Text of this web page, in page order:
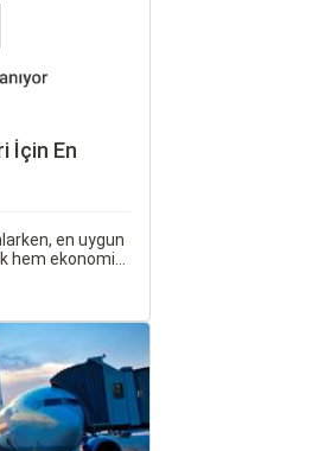
İçin En
en uygun
hem ekonomik